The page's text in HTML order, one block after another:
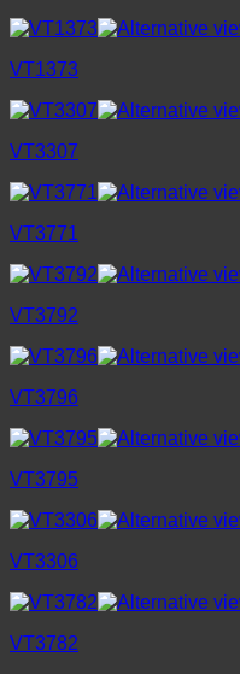
VT1373
VT3307
VT3771
VT3792
VT3796
VT3795
VT3306
VT3782